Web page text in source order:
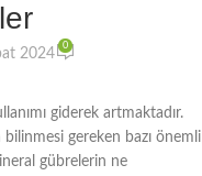
2024
0
giderek artmaktadır.
gereken bazı önemli
gübrelerin ne